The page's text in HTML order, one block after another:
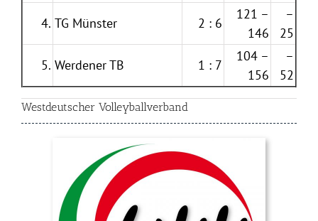
4. TG Münster 2 : 6
121 –
146
–
25
5. Werdener TB 1 : 7
104 –
156
–
52
Westdeutscher Volleyballverband